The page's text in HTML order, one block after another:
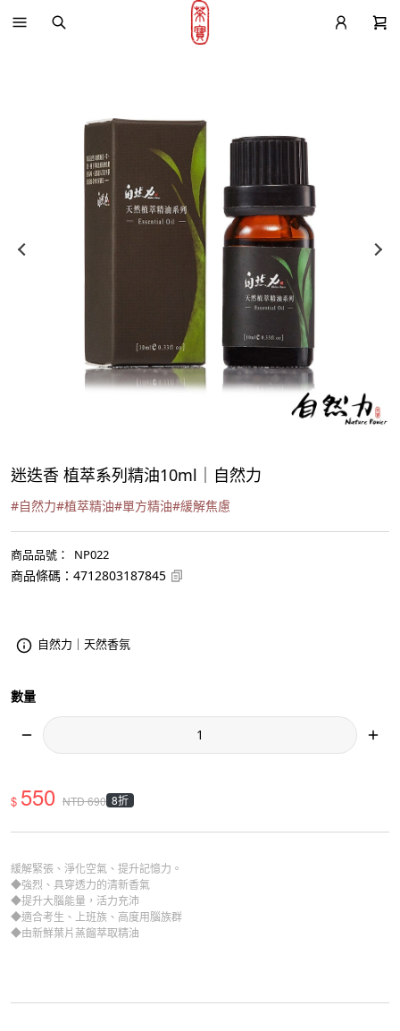
迷迭香 植萃系列精油10ml｜自然力
#自然力#植萃精油#單方精油#緩解焦慮
商品品號 ： NP022
商品條碼 ： 4712803187845
自然力｜天然香氛
數量
$ 550 NTD690 8折
緩解緊張、淨化空氣、提升記憶力。
◆強烈、具穿透力的清新香氣
◆提升大腦能量，活力充沛
◆適合考生、上班族、高度用腦族群
◆由新鮮葉片蒸餾萃取精油